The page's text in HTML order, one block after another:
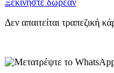
Δεν απαιτείται τραπεζική